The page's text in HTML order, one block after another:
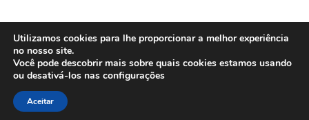
Liceu Online 2026 - Política de Privacidade
Utilizamos cookies para lhe proporcionar a melhor experiência
no nosso site.
Você pode descobrir mais sobre quais cookies estamos usando
ou desativá-los nas configurações
Aceitar